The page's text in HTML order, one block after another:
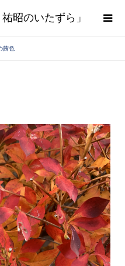
昭のいたずら」
茜色